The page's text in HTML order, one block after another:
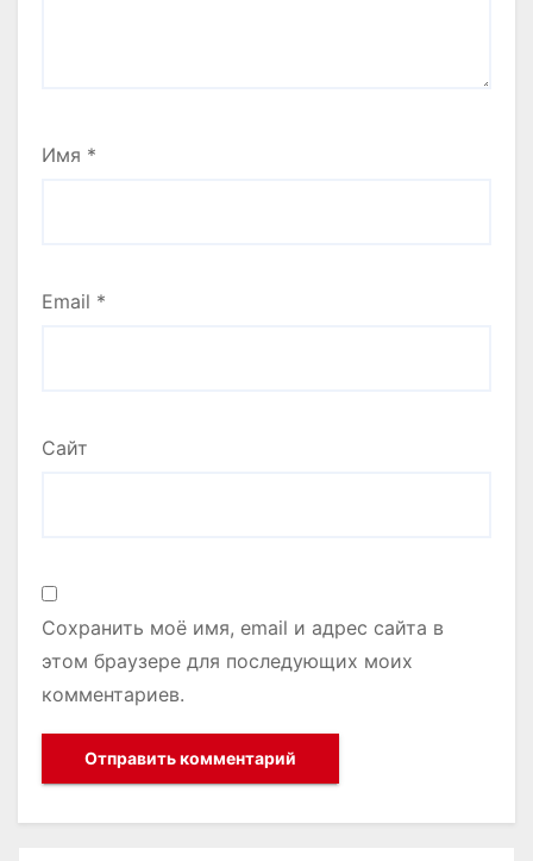
Имя *
Email *
Сайт
Сохранить моё имя, email и адрес сайта в
этом браузере для последующих моих
комментариев.